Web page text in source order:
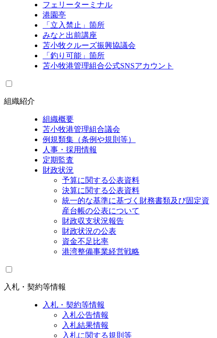
フェリーターミナル
港園亭
「立入禁止」箇所
みなと出前講座
苫小牧クルーズ振興協議会
「釣り可能」箇所
苫小牧港管理組合公式SNSアカウント
組織紹介
組織概要
苫小牧港管理組合議会
例規類集（条例や規則等）
人事・採用情報
定期監査
財政状況
予算に関する公表資料
決算に関する公表資料
統一的な基準に基づく財務書類及び固定資
産台帳の公表について
財政収支状況報告
財政状況の公表
資金不足比率
港湾整備事業経営戦略
入札・契約等情報
入札・契約等情報
入札公告情報
入札結果情報
入札に関する規則等